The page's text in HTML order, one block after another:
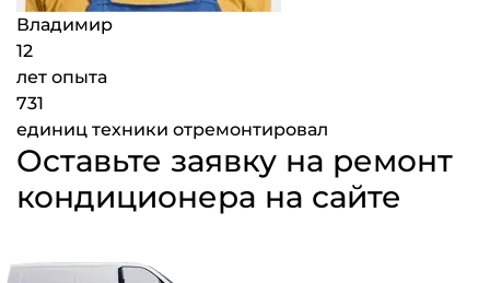
Владимир
12
лет опыта
731
единиц техники отремонтировал
Оставьте заявку на ремонт
кондиционера на сайте